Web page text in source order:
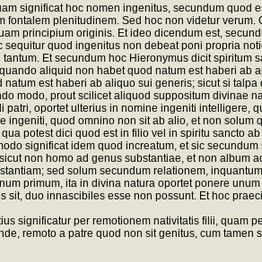
significat hoc nomen ingenitus, secundum
plenitudinem. Sed hoc non videtur
principium originis. Et ideo dicendum est,
quod ingenitus non debeat poni propria
Et secundum hoc Hieronymus dicit
aliquid non habet quod natum est haberi
est haberi ab aliquo sui generis; sicut si
modo, prout scilicet aliquod suppositum
oportet ulterius in nomine ingeniti
quod omnino non sit ab alio, et non
potest dici quod est in filio vel in spiritu sancto
significat idem quod increatum, et sic
non homo ad genus substantiae, et non
sed solum secundum relationem,
primum, ita in divina natura oportet ponere
duo innascibiles esse non possunt. Et hoc
significatur per remotionem nativitatis filii,
remoto a patre quod non sit genitus, cum